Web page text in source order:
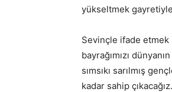
yükseltmek
Sevinçle ifade etmek
bayrağımızı
sımsıkı sarılmış
kadar sahip